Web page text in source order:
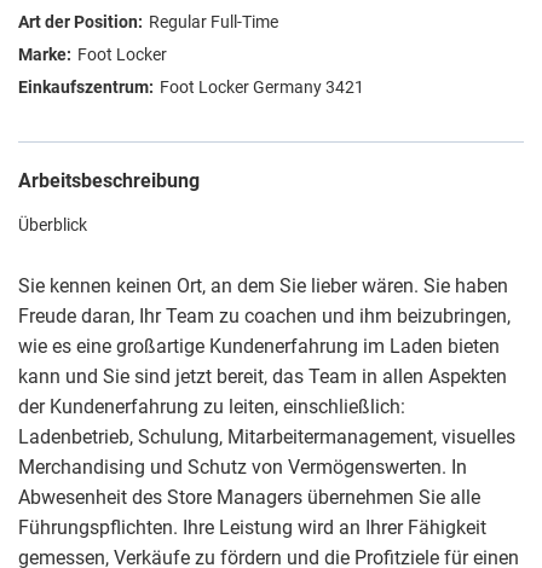
Regular Full-Time
Foot Locker
Foot Locker Germany 3421
Arbeitsbeschreibung
Überblick
Sie kennen keinen Ort, an dem Sie lieber wären. Sie haben
Freude daran, Ihr Team zu coachen und ihm beizubringen,
wie es eine großartige Kundenerfahrung im Laden bieten
kann und Sie sind jetzt bereit, das Team in allen Aspekten
der Kundenerfahrung zu leiten, einschließlich:
Ladenbetrieb, Schulung, Mitarbeitermanagement, visuelles
Merchandising und Schutz von Vermögenswerten. In
Abwesenheit des Store Managers übernehmen Sie alle
Führungspflichten. Ihre Leistung wird an Ihrer Fähigkeit
gemessen, Verkäufe zu fördern und die Profitziele für einen